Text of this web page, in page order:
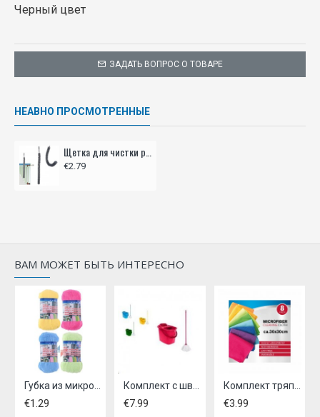
ЗАДАТЬ ВОПРОС О ТОВАРЕ
Черный цвет
НЕАВНО ПРОСМОТРЕННЫЕ
€2.79
ВАМ МОЖЕТ БЫТЬ ИНТЕРЕСНО
€1.29 €7.99 €3.99